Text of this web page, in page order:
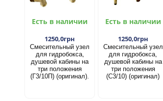
Есть в наличии
1250,0грн
Смесительный узел
для гидробокса,
душевой кабины на
три положения
(Г3/10П) (оригинал).
Есть в наличии
1250,0грн
Смесительный узел
для гидробокса,
душевой кабины на
три положения
(С3/10) (оригинал)